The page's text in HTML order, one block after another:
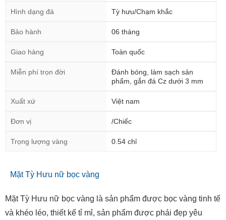
Hình dạng đá Tỳ hưu/Chạm khắc
Bảo hành 06 tháng
Giao hàng Toàn quốc
Miễn phí trọn đời
Đánh bóng, làm sạch sản
phẩm, gắn đá Cz dưới 3 mm
Xuất xứ Việt nam
Đơn vị /Chiếc
Trọng lượng vàng 0.54 chỉ
Mặt Tỳ Hưu nữ bọc vàng
Mặt Tỳ Hưu nữ bọc vàng là sản phẩm được bọc vàng tinh tế
và khéo léo, thiết kế tỉ mỉ, sản phẩm được phái đẹp yêu